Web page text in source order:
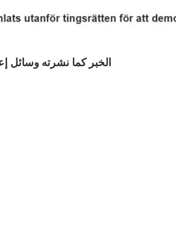
الخبر كما نشرته وسائل